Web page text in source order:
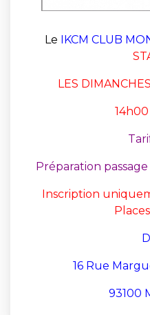
Le IKCM CLUB
LES
Préparation
Inscription
16 Rue
93100